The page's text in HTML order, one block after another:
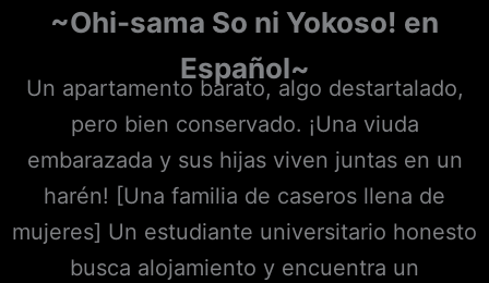
~Ohi-sama So ni Yokoso! en
Español~
Un apartamento barato, algo destartalado,
pero bien conservado. ¡Una viuda
embarazada y sus hijas viven juntas en un
harén! [Una familia de caseros llena de
mujeres] Un estudiante universitario honesto
busca alojamiento y encuentra un